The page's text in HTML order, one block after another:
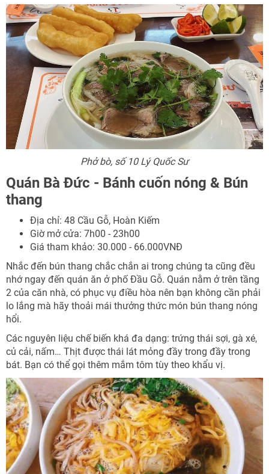
Phở bò, số 10 Lý Quốc Sư
Quán Bà Đức - Bánh cuốn nóng & Bún
thang
Địa chỉ: 48 Cầu Gỗ, Hoàn Kiếm
Giờ mở cửa: 7h00 - 23h00
Giá tham khảo: 30.000 - 66.000VNĐ
Nhắc đến bún thang chắc chắn ai trong chúng ta cũng đều
nhớ ngay đến quán ăn ở phố Đầu Gỗ. Quán nằm ở trên tầng
2 của căn nhà, có phục vụ điều hòa nên bạn không cần phải
lo lắng mà hãy thoải mái thưởng thức món bún thang nóng
hổi.
Các nguyên liệu chế biến khá đa dạng: trứng thái sợi, gà xé,
củ cải, nấm… Thịt được thái lát mỏng đầy trong đầy trong
bát. Bạn có thể gọi thêm mắm tôm tùy theo khẩu vị.